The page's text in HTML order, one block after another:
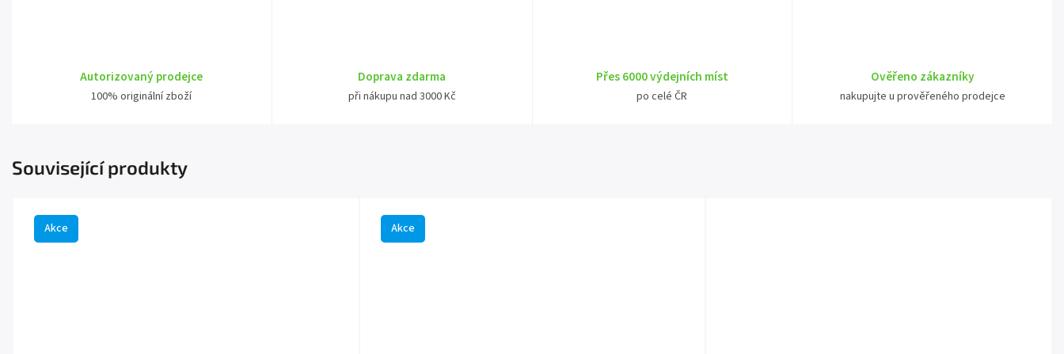
Autorizovaný prodejce
100% originální zboží
Doprava zdarma
při nákupu nad 3000 Kč
Přes 6000 výdejních míst
po celé ČR
Ověřeno zákazníky
nakupujte u prověřeného prodejce
Související produkty
Akce Akce